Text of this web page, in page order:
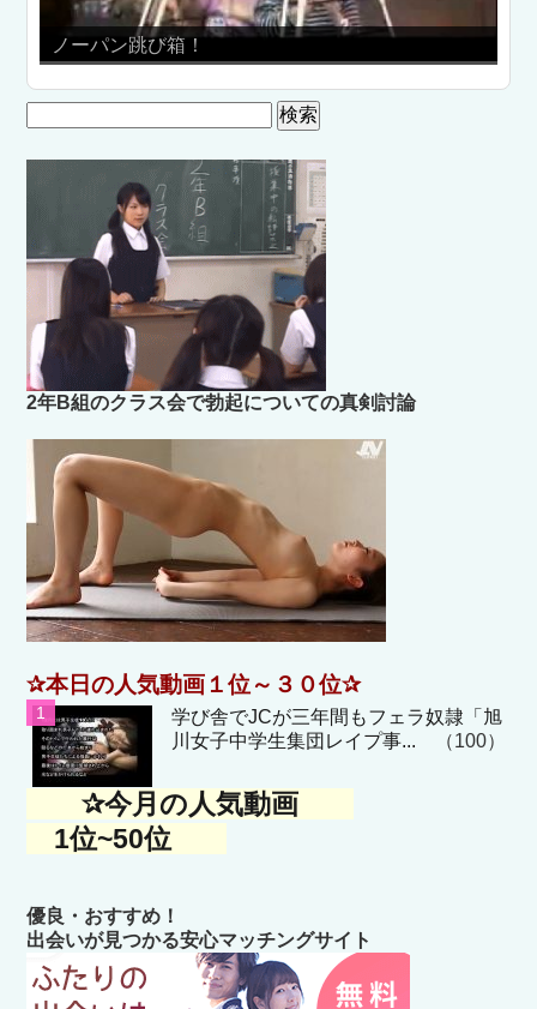
ン跳び箱！
2年B組のクラス会で勃起についての真剣討論
✰本日の人気動画１位～３０位✰
学び舎でJCが三年間もフェラ奴隷「旭
川女子中学生集団レイプ事... （100）
✰今月の人気動画
1位~50位
優良・おすすめ！
出会いが見つかる安心マッチングサイト